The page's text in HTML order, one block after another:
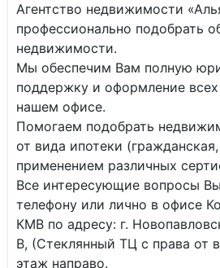
Агентство недвижимости
профессионально подобрать
недвижимости.
Мы обеспечим Вам полную
поддержку и оформление
нашем офисе.
Помогаем подобрать
от вида ипотеки
применением различных
Все интересующие вопросы
телефону или лично в офисе
КМВ по адресу: г.
В, (Стеклянный ТЦ с права от
этаж направо.